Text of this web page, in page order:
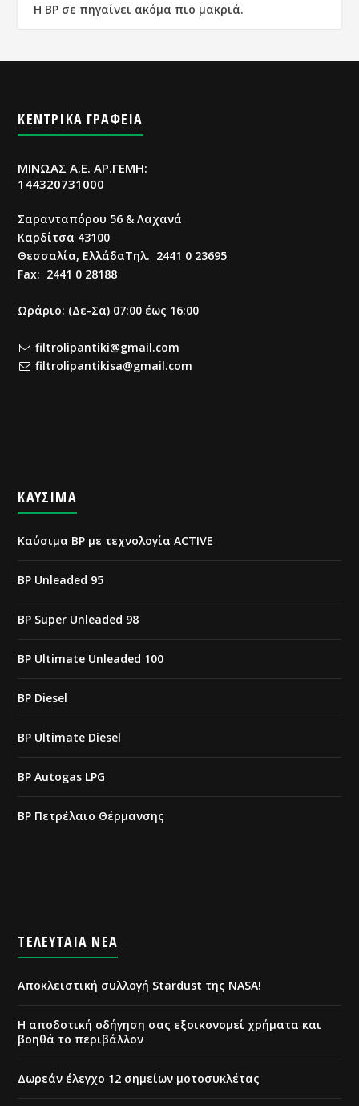
Η BP σε πηγαίνει ακόμα πιο μακριά.
ΚΕΝΤΡΙΚΑ ΓΡΑΦΕΙΑ
ΜΙΝΩΑΣ Α.Ε. ΑΡ.ΓΕΜΗ:
144320731000
Σαρανταπόρου 56 & Λαχανά
Καρδίτσα 43100
Θεσσαλία, ΕλλάδαΤηλ. 2441 0 23695
Fax: 2441 0 28188
Ωράριο: (Δε-Σα) 07:00 έως 16:00
filtrolipantiki@gmail.com
filtrolipantikisa@gmail.com
ΚΑΥΣΙΜΑ
Καύσιμα BP με τεχνολογία ACTIVE
BP Unleaded 95
BP Super Unleaded 98
BP Ultimate Unleaded 100
BP Diesel
BP Ultimate Diesel
BP Autogas LPG
BP Πετρέλαιο Θέρμανσης
ΤΕΛΕΥΤΑΙΑ ΝΕΑ
Αποκλειστική συλλογή Stardust της NASA!
Η αποδοτική οδήγηση σας εξοικονομεί χρήματα και
βοηθά το περιβάλλον
Δωρεάν έλεγχο 12 σημείων μοτοσυκλέτας